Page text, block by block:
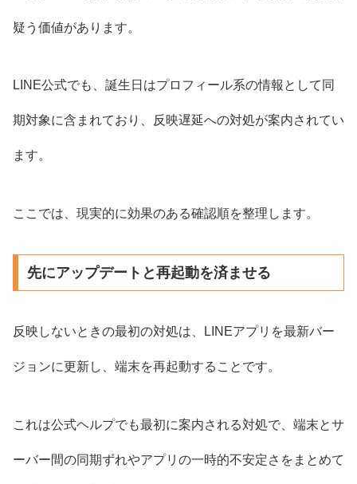
疑う価値があります。
LINE公式でも、誕生日はプロフィール系の情報として同
期対象に含まれており、反映遅延への対処が案内されてい
ます。
ここでは、現実的に効果のある確認順を整理します。
先にアップデートと再起動を済ませる
反映しないときの最初の対処は、LINEアプリを最新バー
ジョンに更新し、端末を再起動することです。
これは公式ヘルプでも最初に案内される対処で、端末とサ
ーバー間の同期ずれやアプリの一時的不安定さをまとめて